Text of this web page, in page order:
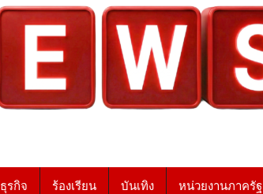
ธุรกิจ ร้องเรียน บันเทิง หน่วยงานภาครัฐ